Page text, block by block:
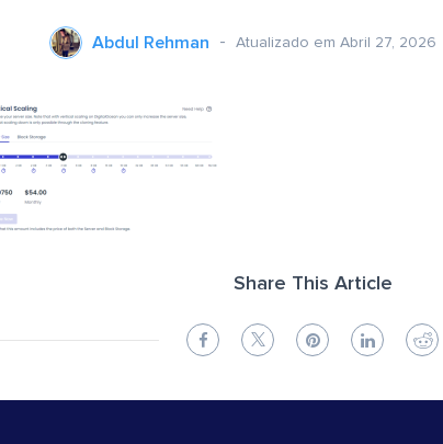
Abdul Rehman Atualizado em Abril 27, 2026
Share This Article